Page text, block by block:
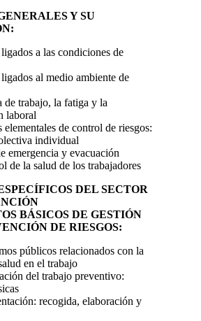
Y SU
a las condiciones de
al medio ambiente de
de trabajo, la fatiga y la
laboral
elementales de control de riesgos:
individual
emergencia y evacuación
de la salud de los trabajadores
DEL SECTOR
BÁSICOS DE GESTIÓN
DE RIESGOS:
públicos relacionados con la
en el trabajo
del trabajo preventivo:
recogida, elaboración y